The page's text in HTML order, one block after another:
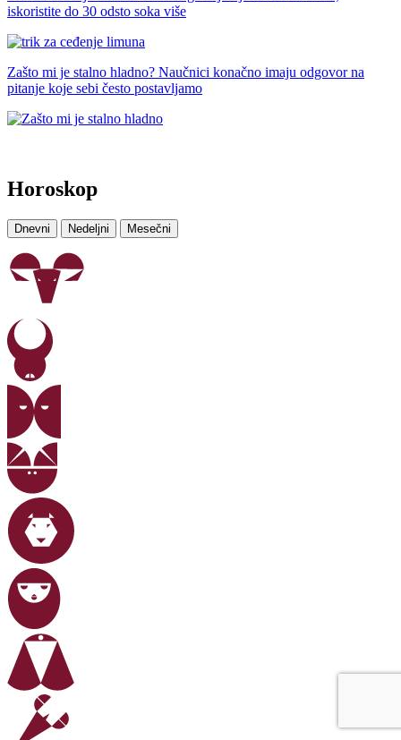
iskoristite do 30 odsto soka više
Zašto mi je stalno hladno? Naučnici konačno imaju odgovor na
pitanje koje sebi često postavljamo
Horoskop
Dnevni Nedeljni Mesečni